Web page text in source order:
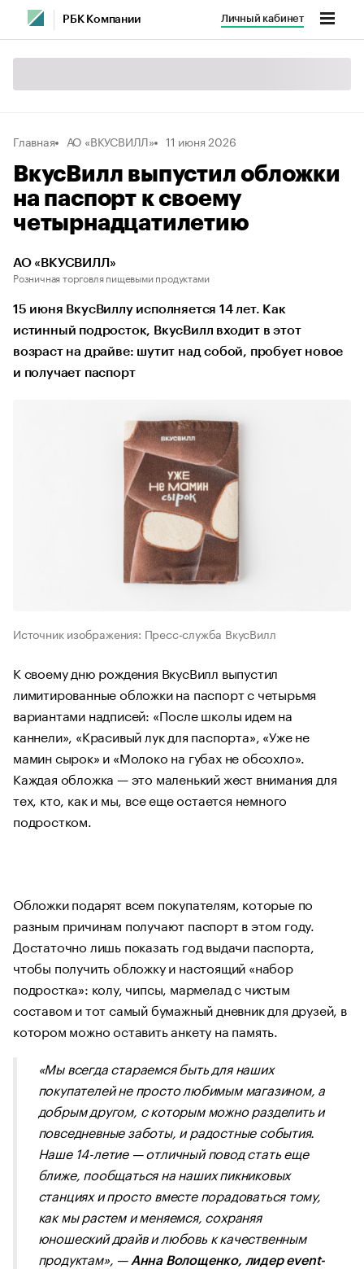
РБК Компании Личный кабинет
Главная АО «ВКУСВИЛЛ» 11 июня 2026
ВкусВилл выпустил обложки
на паспорт к своему
четырнадцатилетию
АО «ВКУСВИЛЛ»
Розничная торговля пищевыми продуктами
15 июня ВкусВиллу исполняется 14 лет. Как
истинный подросток, ВкусВилл входит в этот
возраст на драйве: шутит над собой, пробует новое
и получает паспорт
Источник изображения: Пресс-служба ВкусВилл
К своему дню рождения ВкусВилл выпустил
лимитированные обложки на паспорт с четырьмя
вариантами надписей: «После школы идем на
каннели», «Красивый лук для паспорта», «Уже не
мамин сырок» и «Молоко на губах не обсохло».
Каждая обложка — это маленький жест внимания для
тех, кто, как и мы, все еще остается немного
подростком.
Обложки подарят всем покупателям, которые по
разным причинам получают паспорт в этом году.
Достаточно лишь показать год выдачи паспорта,
чтобы получить обложку и настоящий «набор
подростка»: колу, чипсы, мармелад с чистым
составом и тот самый бумажный дневник для друзей, в
котором можно оставить анкету на память.
«Мы всегда стараемся быть для наших
покупателей не просто любимым магазином, а
добрым другом, с которым можно разделить и
повседневные заботы, и радостные события.
Наше 14-летие — отличный повод стать еще
ближе, пообщаться на наших пикниковых
станциях и просто вместе порадоваться тому,
как мы растем и меняемся, сохраняя
юношеский драйв и любовь к качественным
продуктам», — Анна Волощенко, лидер event-